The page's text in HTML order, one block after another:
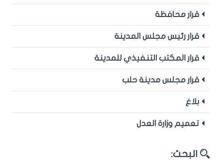
قرار محافظة
قرار رئيس مجلس المدينة
قرار المكتب التنفيذي للمدينة
قرار مجلس مدينة حلب
بلاغ
تعميم وزارة العدل
البحث: